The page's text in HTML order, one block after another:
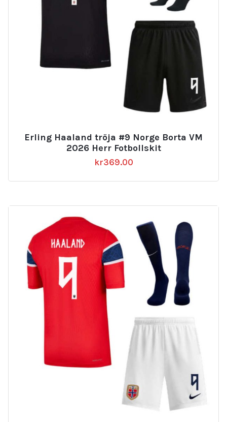
Erling Haaland tröja #9 Norge Borta VM
2026 Herr Fotbollskit
kr369.00